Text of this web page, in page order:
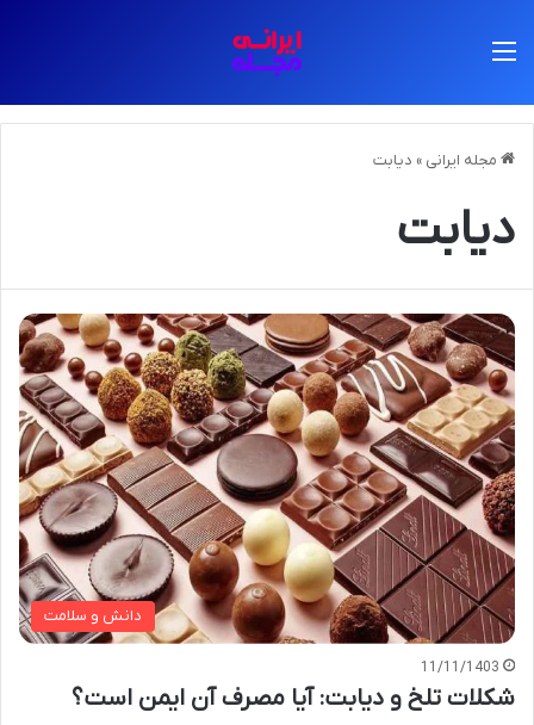
مجله ایرانی » دیابت
دیابت
دانش و سلامت
11/11/1403
شکلات تلخ و دیابت: آیا مصرف آن ایمن است؟